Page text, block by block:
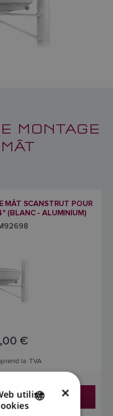
MONTAGE
MÂT SCANSTRUT POUR
(BLANC - ALUMINIUM)
€
la TVA
×
utilise